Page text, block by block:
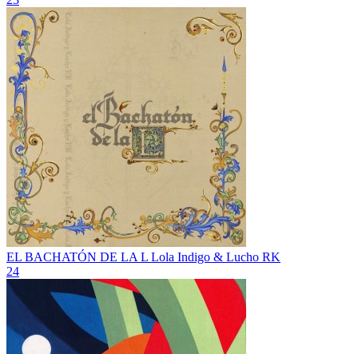
EL BACHATÓN DE LA L Lola Indigo & Lucho RK
24